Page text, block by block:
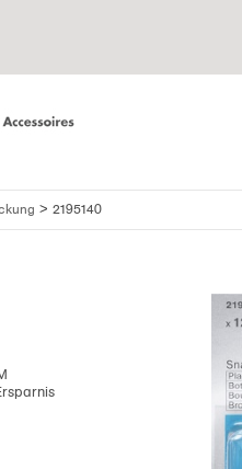
> 2195140